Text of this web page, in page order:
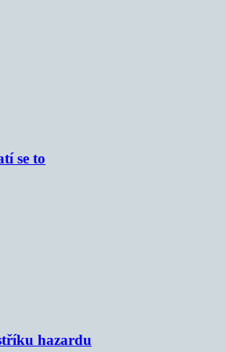
se to
hazardu